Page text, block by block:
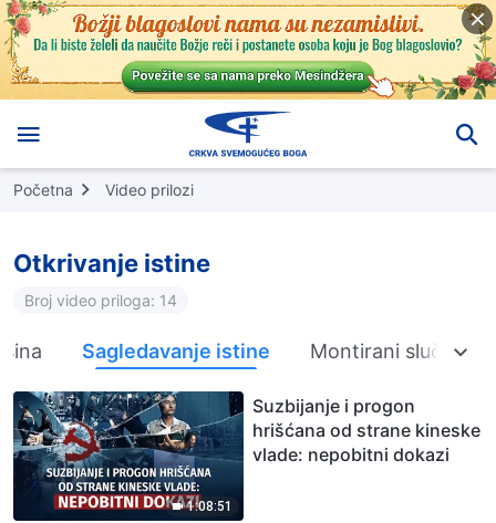
Početna Video prilozi
Otkrivanje istine
Broj video priloga: 14
Sagledavanje istine Montirani slučaj
1:08:51
Suzbijanje i progon
hrišćana od strane kineske
vlade: nepobitni dokazi